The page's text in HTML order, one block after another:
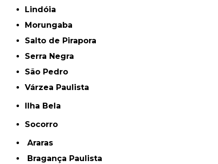
Lindóia
Morungaba
Salto de Pirapora
Serra Negra
São Pedro
Várzea Paulista
Ilha Bela
Socorro
Araras
Bragança Paulista